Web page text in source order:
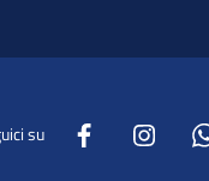
su